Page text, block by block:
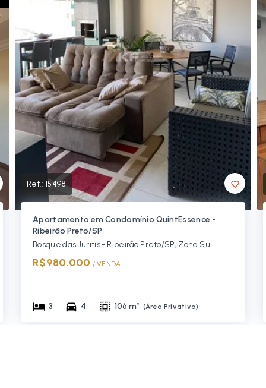
Ref.: 15498
Apartamento em Condomínio QuintEssence -
Ribeirão Preto/SP
Bosque das Juritis - Ribeirão Preto/SP, Zona Sul
R$980.000 / VENDA
3 4 106 m² (Área Privativa)